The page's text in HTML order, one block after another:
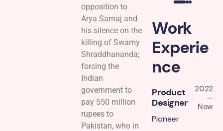
opposition to
Arya Samaj and
his silence on the
killing of Swamy
Shraddhananda;
forcing the
Indian
government to
pay 550 million
rupees to
Pakistan, who in
Work
Experie
nce
Product
Designer
2022
—
Now
Pioneer